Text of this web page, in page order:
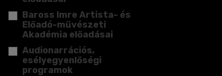
Baross Imre Artista- és
Előadó-művészeti
Akadémia előadásai
Audionarrációs,
esélyegyenlőségi
programok